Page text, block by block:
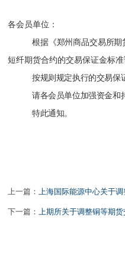
各会员单位：
根据《郑州商品交易所
短纤期货合约的交易保证金标
按规则规定执行的交易保
请各会员单位加强资金和
特此通知。
上一篇： 上海国际能源中心关于
下一篇： 上期所关于调整铜等期